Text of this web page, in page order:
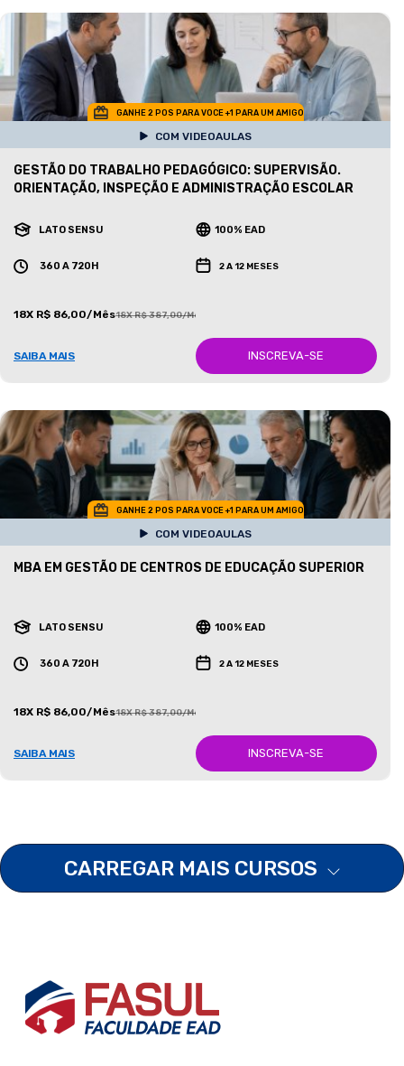
GANHE 2 POS PARA VOCE +1 PARA UM AMIGO
COM VIDEOAULAS
GESTÃO DO TRABALHO PEDAGÓGICO: SUPERVISÃO.
ORIENTAÇÃO, INSPEÇÃO E ADMINISTRAÇÃO ESCOLAR
LATO SENSU 100% EAD
360 A 720H 2 A 12 MESES
18X R$ 86,00/Mês18X R$ 387,00/Mês
SAIBA MAIS INSCREVA-SE
GANHE 2 POS PARA VOCE +1 PARA UM AMIGO
COM VIDEOAULAS
MBA EM GESTÃO DE CENTROS DE EDUCAÇÃO SUPERIOR
LATO SENSU 100% EAD
360 A 720H 2 A 12 MESES
18X R$ 86,00/Mês18X R$ 387,00/Mês
SAIBA MAIS INSCREVA-SE
CARREGAR MAIS CURSOS